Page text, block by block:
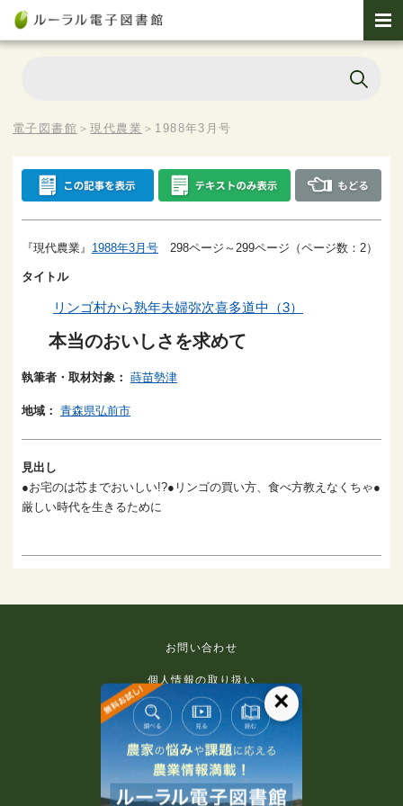
電子図書館 ＞現代農業 ＞ 1988年3月号
『現代農業』 1988年3月号 298ページ～299ページ（ページ数：2）
タイトル
リンゴ村から熟年夫婦弥次喜多道中（3）
本当のおいしさを求めて
執筆者・取材対象： 蒔苗勢津
地域： 青森県弘前市
見出し
●お宅のは芯までおいしい!?●リンゴの買い方、食べ方教えなくちゃ●
厳しい時代を生きるために
お問い合わせ
個人情報の取り扱い
免責事項
利用規約
推奨環境
×